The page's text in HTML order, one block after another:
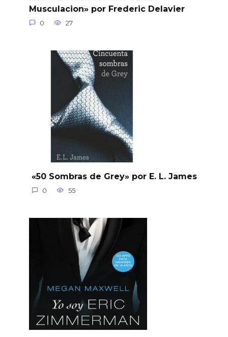
Musculacion» por Frederic Delavier
0 27
«50 Sombras de Grey» por E. L. James
0 55